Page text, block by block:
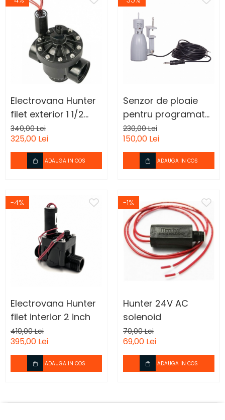
Electrovana Hunter
filet exterior 1 1/2
inch
340,00 Lei
325,00 Lei
ADAUGA IN COS
Senzor de ploaie
pentru programator
irigatie presiune
normala
230,00 Lei
150,00 Lei
ADAUGA IN COS
-4%
Electrovana Hunter
filet interior 2 inch
410,00 Lei
395,00 Lei
ADAUGA IN COS
-1%
Hunter 24V AC
solenoid
70,00 Lei
69,00 Lei
ADAUGA IN COS